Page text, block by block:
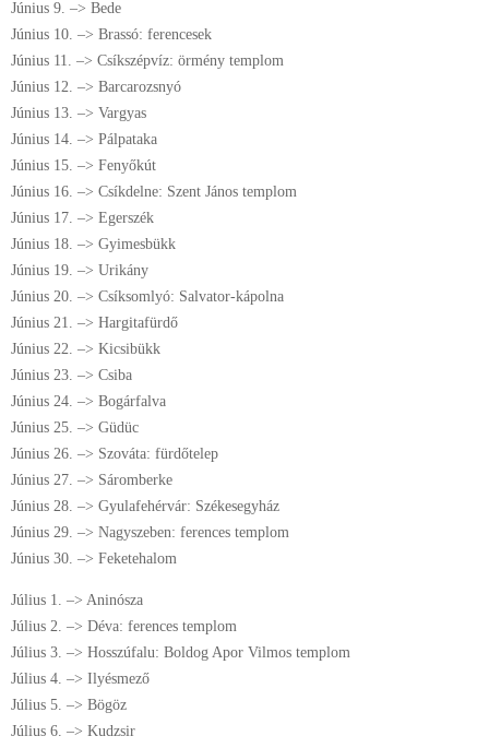
Június 9. –> Bede
Június 10. –> Brassó: ferencesek
Június 11. –> Csíkszépvíz: örmény templom
Június 12. –> Barcarozsnyó
Június 13. –> Vargyas
Június 14. –> Pálpataka
Június 15. –> Fenyőkút
Június 16. –> Csíkdelne: Szent János templom
Június 17. –> Egerszék
Június 18. –> Gyimesbükk
Június 19. –> Urikány
Június 20. –> Csíksomlyó: Salvator-kápolna
Június 21. –> Hargitafürdő
Június 22. –> Kicsibükk
Június 23. –> Csiba
Június 24. –> Bogárfalva
Június 25. –> Güdüc
Június 26. –> Szováta: fürdőtelep
Június 27. –> Sáromberke
Június 28. –> Gyulafehérvár: Székesegyház
Június 29. –> Nagyszeben: ferences templom
Június 30. –> Feketehalom
Július 1. –> Aninósza
Július 2. –> Déva: ferences templom
Július 3. –> Hosszúfalu: Boldog Apor Vilmos templom
Július 4. –> Ilyésmező
Július 5. –> Bögöz
Július 6. –> Kudzsir